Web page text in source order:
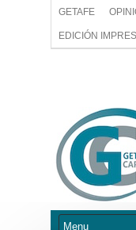
GETAFE
EDICIÓN